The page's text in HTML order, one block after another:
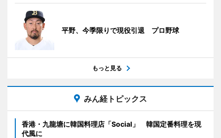
平野、今季限りで現役引退 プロ野球
もっと見る
みん経トピックス
香港・九龍塘に韓国料理店「Social」 韓国定番料理を現
代風に